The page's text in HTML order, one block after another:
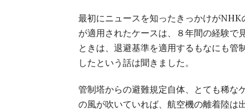
最初にニュースを知ったきっかけがNHK
が適用されたケースは、８年間の経験で
ときは、退避基準を適用するもなにも管
したという話は聞きました。
管制塔からの避難規定自体、とても稀な
の風が吹いていれば、航空機の離着陸は